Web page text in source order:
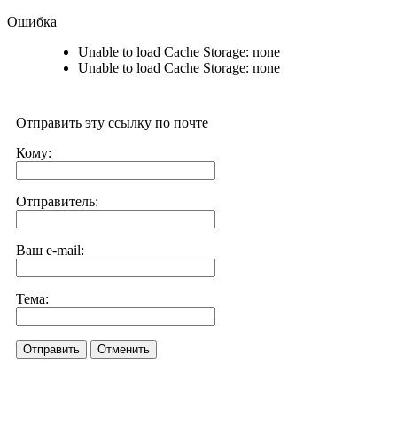
Ошибка
Unable to load Cache Storage: none
Unable to load Cache Storage: none
Отправить эту ссылку по почте
Кому:
Отправитель:
Ваш e-mail:
Тема:
Отправить Отменить